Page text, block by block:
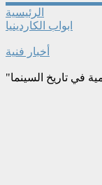
الرئيسية
ابواب الكاردينيا
أخبار فنية
في تاريخ السينما